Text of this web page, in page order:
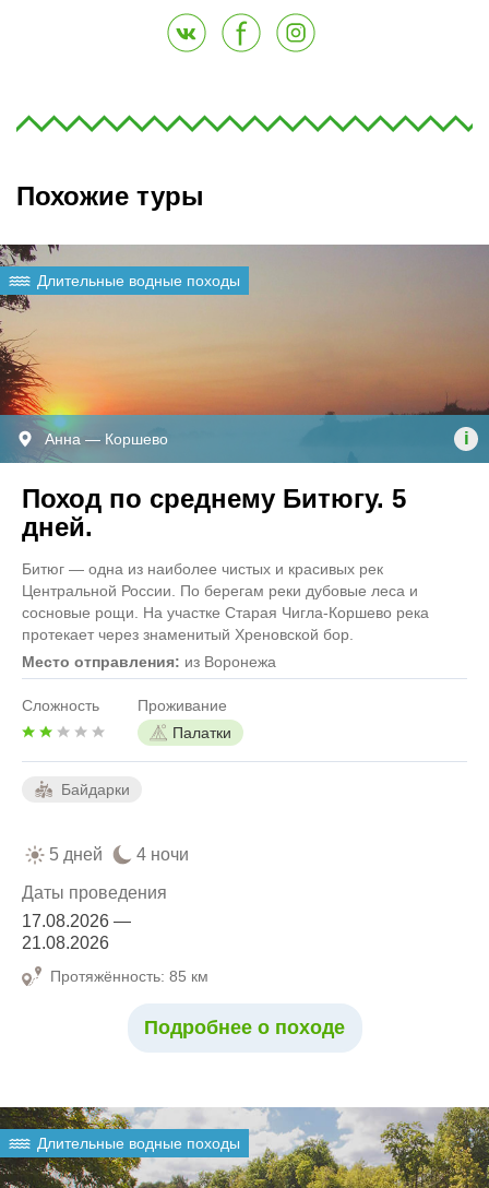
Похожие туры
Анна — Коршево i
Длительные водные походы
Поход по среднему Битюгу. 5
дней.
Битюг — одна из наиболее чистых и красивых рек
Центральной России. По берегам реки дубовые леса и
сосновые рощи. На участке Старая Чигла-Коршево река
протекает через знаменитый Хреновской бор.
Место отправления: из Воронежа
Сложность
Проживание
Палатки
Байдарки
5 дней 4 ночи
Даты проведения
17.08.2026 —
21.08.2026
Протяжённость: 85 км
Подробнее о походе
Длительные водные походы